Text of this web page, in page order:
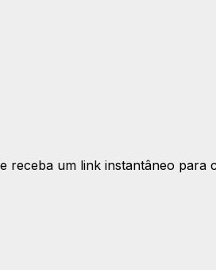
receba um link instantâneo para